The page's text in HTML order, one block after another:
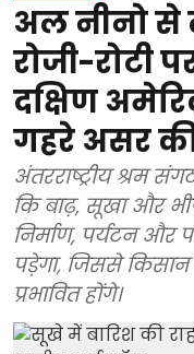
अल नीनो से
रोजी-रोटी
दक्षिण
गहरे असर
अंतरराष्ट्रीय श्रम
कि बाढ़, सूखा और
निर्माण, पर्यटन और
पड़ेगा, जिससे किसान
प्रभावित होंगे।